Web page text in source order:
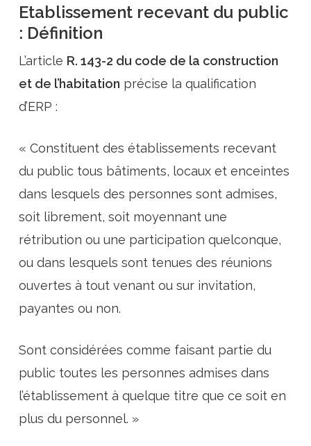
Etablissement recevant du public
: Définition
L’article R. 143-2 du code de la construction
et de l’habitation précise la qualification
d’ERP :
« Constituent des établissements recevant
du public tous bâtiments, locaux et enceintes
dans lesquels des personnes sont admises,
soit librement, soit moyennant une
rétribution ou une participation quelconque,
ou dans lesquels sont tenues des réunions
ouvertes à tout venant ou sur invitation,
payantes ou non.
Sont considérées comme faisant partie du
public toutes les personnes admises dans
l’établissement à quelque titre que ce soit en
plus du personnel. »